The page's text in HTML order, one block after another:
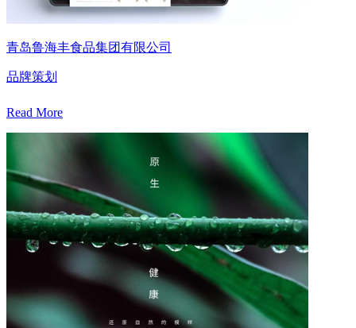
青岛鲁海丰食品集团有限公司
品牌策划
Read More